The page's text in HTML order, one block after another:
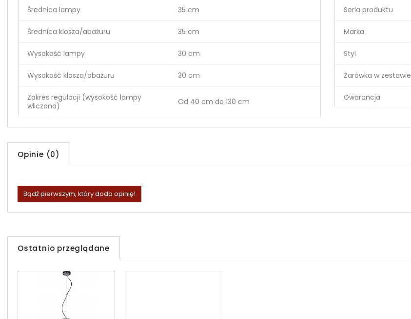
Średnica lampy 35 cm
Średnica klosza/abażuru 35 cm
Wysokość lampy 30 cm
Wysokość klosza/abażuru 30 cm
Zakres regulacji (wysokość lampy
wliczona)
Od 40 cm do 130 cm
Seria produktu
Marka
Styl
Żarówka w zestawie
Gwarancja
Opinie (0)
Bądź pierwszym, który doda opinię!
Ostatnio przeglądane